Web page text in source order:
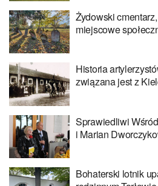
Żydowski
miejscowe
Historia
związana jest z
Sprawiedliwi
i Marian
Bohaterski lotnik